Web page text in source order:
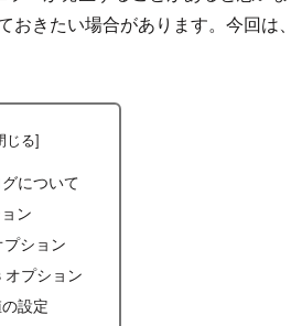
おきたい場合があります。 今回は
について
ン
ション
プション
設定